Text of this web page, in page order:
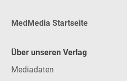
MedMedia Startseite
Über unseren Verlag
Mediadaten